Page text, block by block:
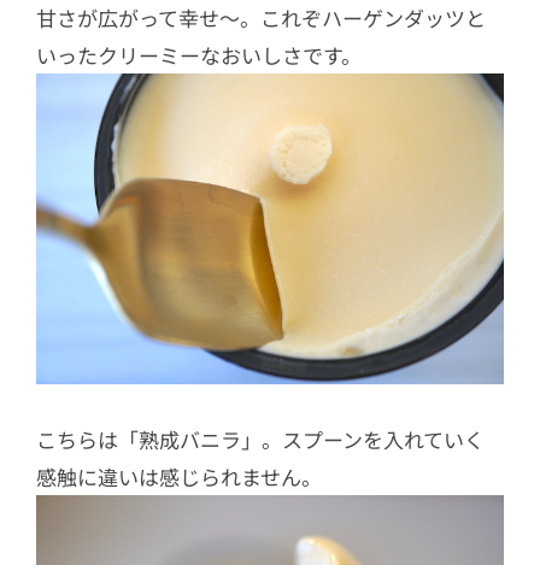
甘さが広がって幸せ〜。これぞハーゲンダッツと
いったクリーミーなおいしさです。
こちらは「熟成バニラ」。スプーンを入れていく
感触に違いは感じられません。